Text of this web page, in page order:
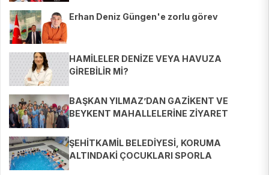
Erhan Deniz Güngen'e zorlu görev
HAMİLELER DENİZE VEYA HAVUZA
GİREBİLİR Mİ?
BAŞKAN YILMAZ’DAN GAZİKENT VE
BEYKENT MAHALLELERİNE ZİYARET
ŞEHİTKAMİL BELEDİYESİ, KORUMA
ALTINDAKİ ÇOCUKLARI SPORLA